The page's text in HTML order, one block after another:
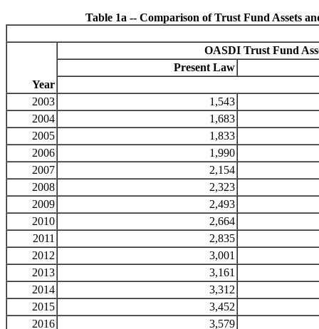
Table 1a -- Comparison of Trust Fund Assets
Year
OASDI Trust Fund
Present Law
2003
1,543
2004
1,683
2005
1,833
2006
1,990
2007
2,154
2008
2,323
2009
2,493
2010
2,664
2011
2,835
2012
3,001
2013
3,161
2014
3,312
2015
3,452
2016
3,579